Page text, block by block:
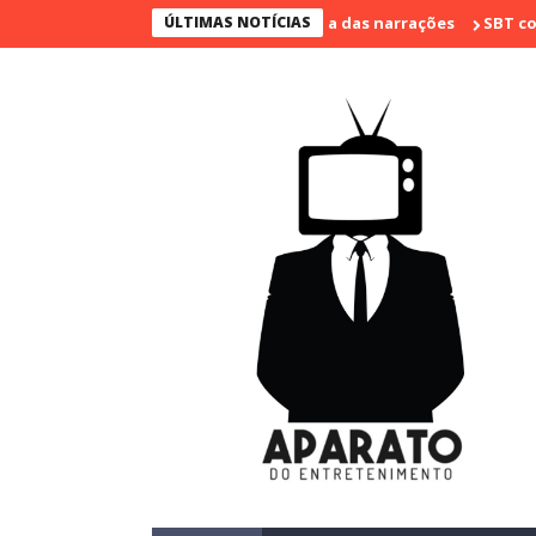
ÚLTIMAS NOTÍCIAS
jogo e marca sua despedida das narrações SBT conquista